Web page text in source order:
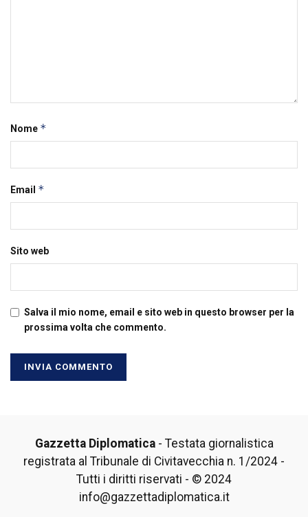
Nome *
Email *
Sito web
Salva il mio nome, email e sito web in questo browser per la
prossima volta che commento.
Gazzetta Diplomatica- Testata giornalistica
registrata al Tribunale di Civitavecchia n. 1/2024 -
Tutti i diritti riservati - © 2024
info@gazzettadiplomatica.it